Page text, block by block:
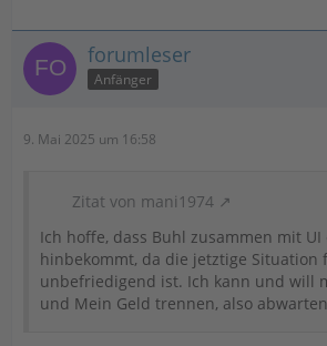
forumleser
Anfänger
9. Mai 2025 um 16:58
Zitat von mani1974
Ich hoffe, dass Buhl zusammen mit UI
hinbekommt, da die jetztige Situation
unbefriedigend ist. Ich kann und will
und Mein Geld trennen, also